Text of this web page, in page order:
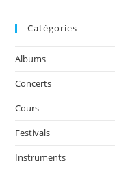
Catégories
Albums
Concerts
Cours
Festivals
Instruments